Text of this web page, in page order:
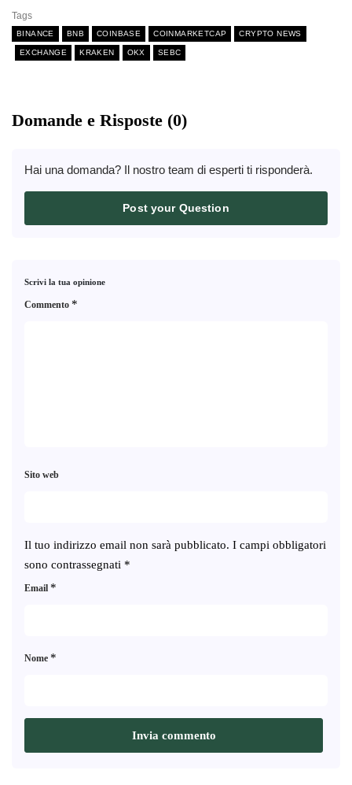
Tags
BINANCE BNB COINBASE COINMARKETCAP CRYPTO NEWS
EXCHANGE KRAKEN OKX SEBC
Domande e Risposte (0)
Hai una domanda? Il nostro team di esperti ti risponderà.
Post your Question
Scrivi la tua opinione
Il tuo indirizzo email non sarà pubblicato. I campi obbligatori
sono contrassegnati *
Commento *
Nome *
Email *
Sito web